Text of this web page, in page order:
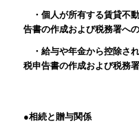
・個人が所有する賃貸不
告書の作成および税務署へ
・給与や年金から控除さ
税申告書の作成および税務
●相続と贈与関係